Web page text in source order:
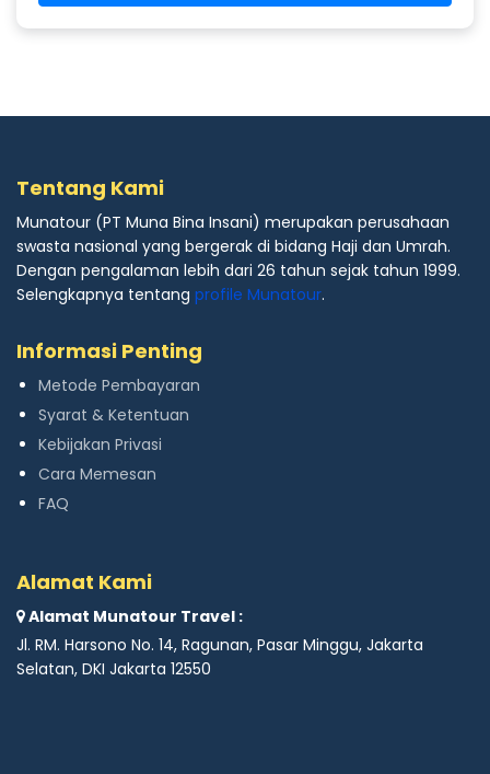
Tentang Kami
Munatour (PT Muna Bina Insani) merupakan perusahaan
swasta nasional yang bergerak di bidang Haji dan Umrah.
Dengan pengalaman lebih dari 26 tahun sejak tahun 1999.
Selengkapnya tentang profile Munatour.
Informasi Penting
Metode Pembayaran
Syarat & Ketentuan
Kebijakan Privasi
Cara Memesan
FAQ
Alamat Kami
Alamat Munatour Travel :
Jl. RM. Harsono No. 14, Ragunan, Pasar Minggu, Jakarta
Selatan, DKI Jakarta 12550